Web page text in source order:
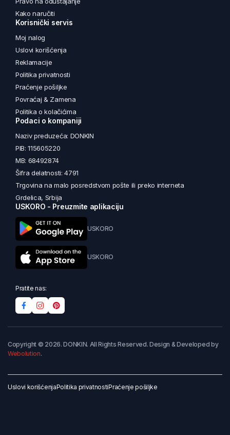
Kako naručiti
Korisnički servis
Moj nalog
Uslovi korišćenja
Reklamacije
Politika privatnosti
Praćenje pošiljke
Povraćaj & Zamena
Politika o kolačićima
Podaci o kompaniji
Naziv preduzeća: DONKIN
PIB: 115605220
MB: 68492874
Šifra delatnosti: 4791
Trgovina na malo posredstvom pošte ili preko interneta
Grdelica, Srbija
USKORO - Preuzmite aplikaciju
USKORO
USKORO
Pratite nas:
Copyright © 2026. DONKIN. All Rights Reserved. Design & Developed by
Webolution.
Uslovi korišćenjaPolitika privatnostiPraćenje pošiljke